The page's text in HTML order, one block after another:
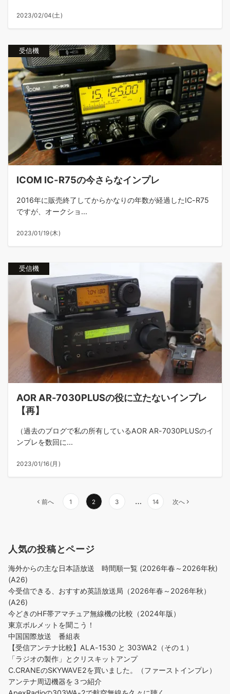
2023/02/04(土)
受信機
ICOM IC-R75の今さらなインプレ
2016年に販売終了してからかなりの年数が経過したIC-R75
ですが、オークショ...
2023/01/19(木)
受信機
AOR AR-7030PLUSの役に立たないインプレ
【再】
（過去のブログで私の所有しているAOR AR-7030PLUSのイ
ンプレを数回に...
2023/01/16(月)
前へ 1 2 3 … 14 次へ
人気の投稿とページ
海外からの主な日本語放送 時間順一覧 (2026年春～2026年秋)
(A26)
今受信できる、おすすめ英語放送局（2026年春～2026年秋）
(A26)
今どきのHF帯アマチュア無線機の比較（2024年版）
東京ボルメットを聞こう！
中国国際放送 番組表
【受信アンテナ比較】ALA-1530 と 303WA2（その１）
「ラジオの製作」とクリスキットアンプ
C.CRANEのSKYWAVE2を買いました。（ファーストインプレ）
アンテナ周辺機器を３つ紹介